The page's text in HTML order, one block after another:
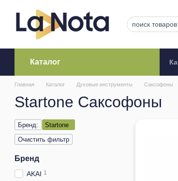
Каталог
Главная Каталог Духовые инструменты Саксофоны
Startone Саксофоны
Бренд:
Startone
Очистить фильтр
Бренд
AKAI 1